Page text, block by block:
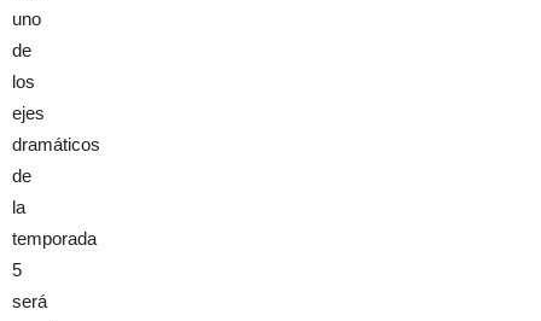
uno
de
los
ejes
dramáticos
de
la
temporada
5
será